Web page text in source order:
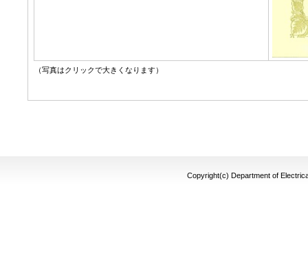
（写真はクリックで大きくなります）
Copyright(c) Department of